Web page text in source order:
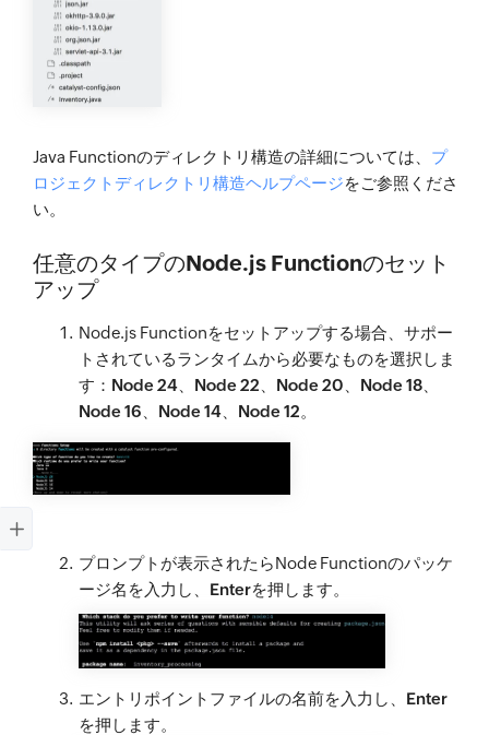
Java Functionのディレクトリ構造の詳細については、 プ
ロジェクトディレクトリ構造ヘルプページをご参照くださ
い。
任意のタイプのNode.js Functionのセット
アップ
Node.js Functionをセットアップする場合、サポー
トされているランタイムから必要なものを選択しま
す： Node 24、 Node 22、 Node 20、 Node 18、
Node 16、 Node 14、 Node 12。
プロンプトが表示されたらNode Functionのパッケ
ージ名を入力し、 Enterを押します。
エントリポイントファイルの名前を入力し、 Enter
を押します。